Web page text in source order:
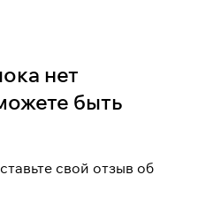
нет
быть
свой отзыв об